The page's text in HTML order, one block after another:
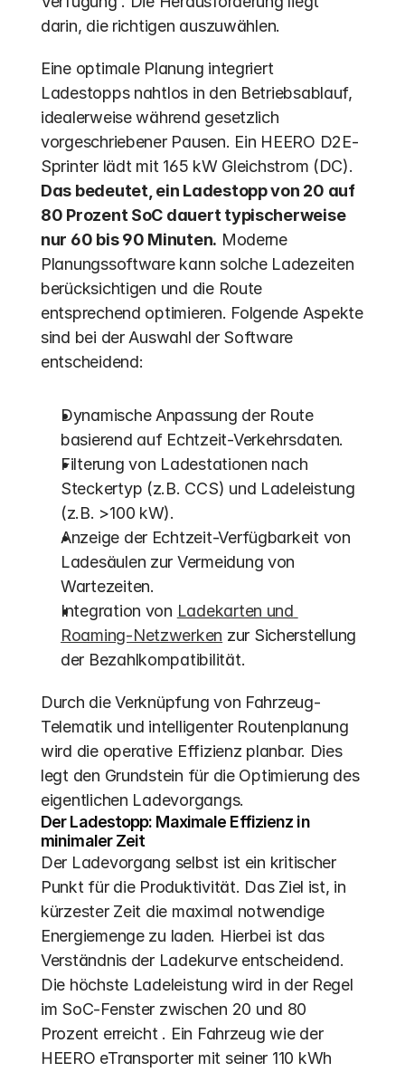
darin, die richtigen auszuwählen.
Eine optimale Planung integriert
Ladestopps nahtlos in den Betriebsablauf,
idealerweise während gesetzlich
vorgeschriebener Pausen. Ein HEERO D2E-
Das bedeutet, ein Ladestopp von 20 auf
80 Prozent SoC dauert typischerweise
nur 60 bis 90 Minuten. Moderne
Planungssoftware kann solche Ladezeiten
berücksichtigen und die Route
entsprechend optimieren. Folgende Aspekte
sind bei der Auswahl der Software
entscheidend:
Dynamische Anpassung der Route
basierend auf Echtzeit-Verkehrsdaten.
Filterung von Ladestationen nach
Steckertyp (z.B. CCS) und Ladeleistung
(z.B. >100 kW).
Anzeige der Echtzeit-Verfügbarkeit von
Ladesäulen zur Vermeidung von
Wartezeiten.
Integration von Ladekarten und
Roaming-Netzwerken zur Sicherstellung
der Bezahlkompatibilität.
Durch die Verknüpfung von Fahrzeug-
Telematik und intelligenter Routenplanung
wird die operative Effizienz planbar. Dies
legt den Grundstein für die Optimierung des
eigentlichen Ladevorgangs.
Der Ladestopp: Maximale Effizienz in
minimaler Zeit
Der Ladevorgang selbst ist ein kritischer
Punkt für die Produktivität. Das Ziel ist, in
kürzester Zeit die maximal notwendige
Energiemenge zu laden. Hierbei ist das
Verständnis der Ladekurve entscheidend.
Die höchste Ladeleistung wird in der Regel
im SoC-Fenster zwischen 20 und 80
Prozent erreicht . Ein Fahrzeug wie der
HEERO eTransporter mit seiner 110 kWh